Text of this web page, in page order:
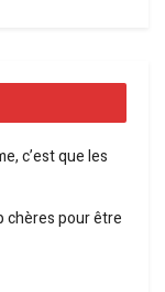
c’est que les
chères pour être